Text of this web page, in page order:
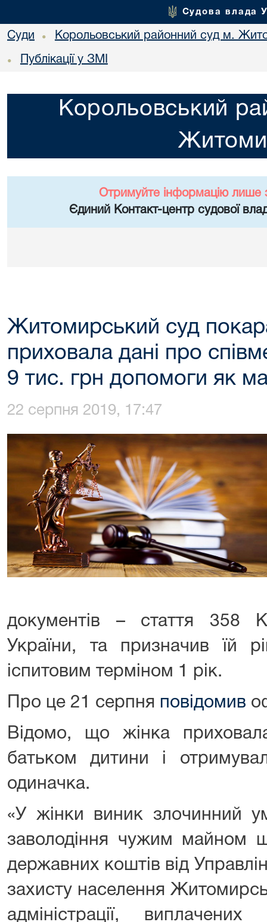
Судова влада
Суди • Корольовський районний суд м.
• Публікації у ЗМІ
Корольовський
Отримуйте інформацію лише
Єдиний Контакт-центр судової
Житомирський суд
приховала дані про
9 тис. грн допомоги як
22 серпня 2019, 17:47
документів – стаття 358
України, та призначив їй
іспитовим терміном 1 рік.
Про це 21 серпня повідомив
Відомо, що жінка
батьком дитини і
одиначка.
«У жінки виник злочинний
заволодіння чужим майном
державних коштів від
захисту населення
адміністрації,